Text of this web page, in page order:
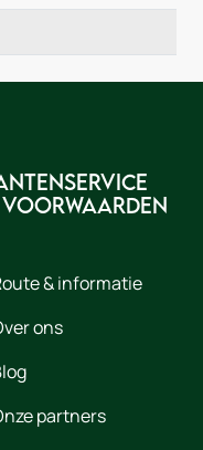
voorwaarden
& informatie
ons
partners